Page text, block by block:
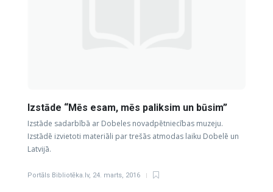
Izstāde “Mēs esam, mēs paliksim un būsim”
Izstāde sadarbībā ar Dobeles novadpētniecības muzeju.
Izstādē izvietoti materiāli par trešās atmodas laiku Dobelē un
Latvijā.
Portāls Bibliotēka.lv, 24. marts, 2016